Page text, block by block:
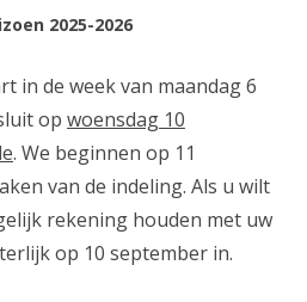
2025-2026
in de week van maandag 6
op woensdag 10
. We beginnen op 11
van de indeling. Als u wilt
rekening houden met uw
op 10 september in.